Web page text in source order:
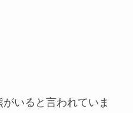
いると言われていま